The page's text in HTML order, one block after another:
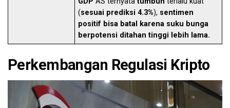
(sesuai prediksi 4.3%), sentimen
positif bisa batal karena suku bunga
berpotensi ditahan tinggi lebih lama.
Perkembangan Regulasi Kripto